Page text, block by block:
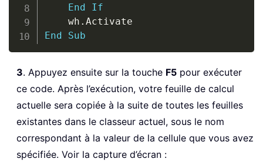
End
If
    wh
.
End
Sub
3. Appuyez ensuite sur la touche F5 pour exécuter
ce code. Après l’exécution, votre feuille de calcul
actuelle sera copiée à la suite de toutes les feuilles
existantes dans le classeur actuel, sous le nom
correspondant à la valeur de la cellule que vous avez
spécifiée. Voir la capture d’écran :